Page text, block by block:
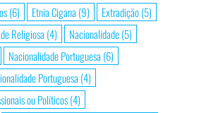
(6) Etnia Cigana (9) Extradição(5)
Religiosa (4) Nacionalidade(5)
Nacionalidade Portuguesa (6)
Portuguesa (4)
ou Políticos(4)